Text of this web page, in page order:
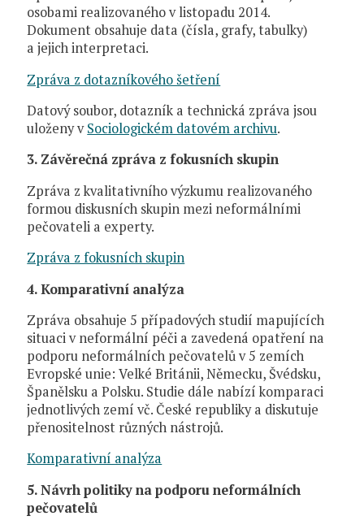
osobami realizovaného v listopadu 2014.
Dokument obsahuje data (čísla, grafy, tabulky)
a jejich interpretaci.
Zpráva z dotazníkového šetření
Datový soubor, dotazník a technická zpráva jsou
uloženy vSociologickém datovém archivu.
3. Závěrečná zpráva z fokusních skupin
Zpráva z kvalitativního výzkumu realizovaného
formou diskusních skupin mezi neformálními
pečovateli a experty.
Zpráva z fokusních skupin
4. Komparativní analýza
Zpráva obsahuje 5 případových studií mapujících
situaci v neformální péči a zavedená opatření na
podporu neformálních pečovatelů v 5 zemích
Evropské unie: Velké Británii, Německu, Švédsku,
Španělsku a Polsku. Studie dále nabízí komparaci
jednotlivých zemí vč. České republiky a diskutuje
přenositelnost různých nástrojů.
Komparativní analýza
5. Návrh politiky na podporu neformálních
pečovatelů